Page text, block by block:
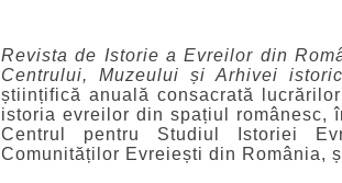
Revista de Istorie a Evreilor din
Centrului, Muzeului și Arhivei
științifică anuală consacrată
istoria evreilor din spațiul românesc,
Centrul pentru Studiul Istoriei
Comunităților Evreiești din România,